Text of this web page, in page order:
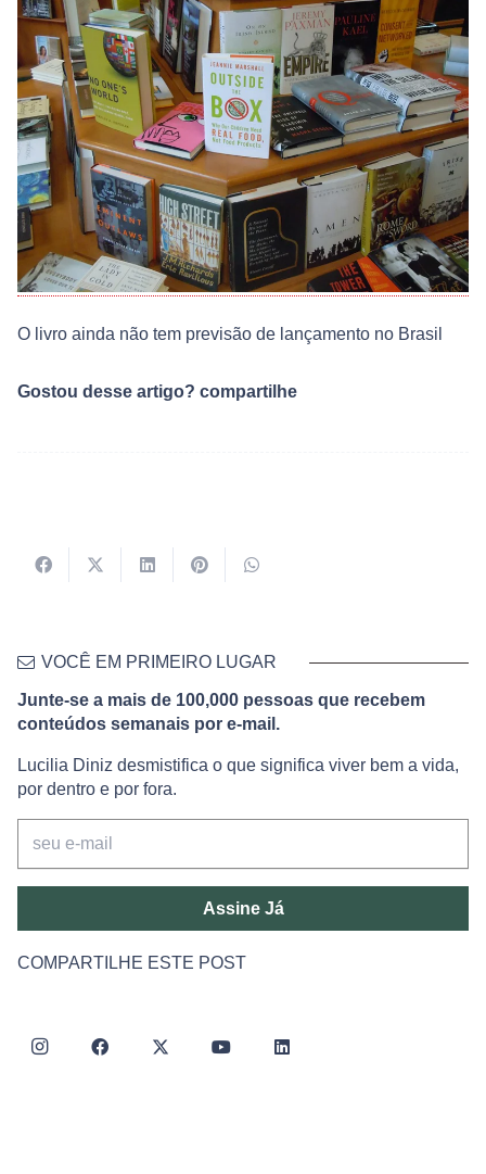
O livro ainda não tem previsão de lançamento no Brasil
Gostou desse artigo? compartilhe
VOCÊ EM PRIMEIRO LUGAR
Junte-se a mais de 100,000 pessoas que recebem
conteúdos semanais por e-mail.
Lucilia Diniz desmistifica o que significa viver bem a vida,
por dentro e por fora.
Assine Já
COMPARTILHE ESTE POST